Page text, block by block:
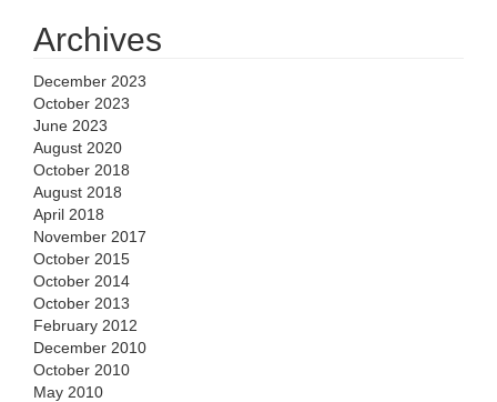
Archives
December 2023
October 2023
June 2023
August 2020
October 2018
August 2018
April 2018
November 2017
October 2015
October 2014
October 2013
February 2012
December 2010
October 2010
May 2010